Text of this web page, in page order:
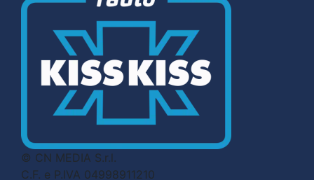
© CN MEDIA S.r.l.
C.F. e P.IVA 04998911210